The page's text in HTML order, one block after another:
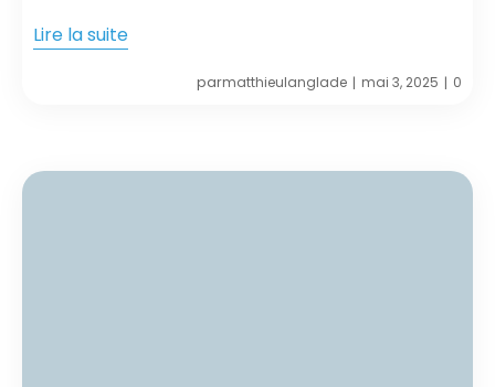
Lire la suite
parmatthieulanglade | mai 3, 2025 | 0